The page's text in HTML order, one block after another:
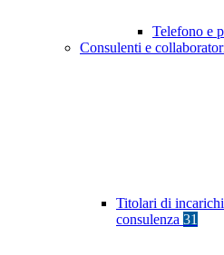
Telefono e
Consulenti e
Titolari di
consulenza 31